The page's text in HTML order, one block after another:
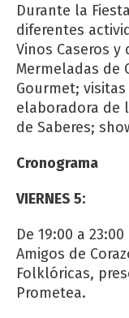
Durante la
diferentes
Vinos Caseros
Mermeladas de
Gourmet;
elaboradora de
de Saberes;
Cronograma
VIERNES 5:
De 19:00 a
Amigos de
Folklóricas,
Prometea.